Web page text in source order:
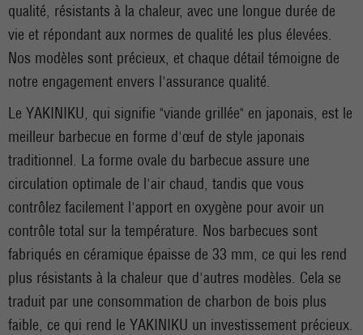
qualité, résistants à la chaleur, avec une longue durée de
vie et répondant aux normes de qualité les plus élevées.
Nos modèles sont précieux, et chaque détail témoigne de
notre engagement envers l'assurance qualité.
Le YAKINIKU, qui signifie "viande grillée" en japonais, est le
meilleur barbecue en forme d'œuf de style japonais
traditionnel. La forme ovale du barbecue assure une
circulation optimale de l'air chaud, tandis que vous
contrôlez facilement l'apport en oxygène pour avoir un
contrôle total sur la température. Nos barbecues sont
fabriqués en céramique épaisse de 33 mm, ce qui les rend
plus résistants à la chaleur que d'autres modèles. Cela se
traduit par une consommation de charbon de bois plus
faible, ce qui rend le YAKINIKU un investissement précieux.